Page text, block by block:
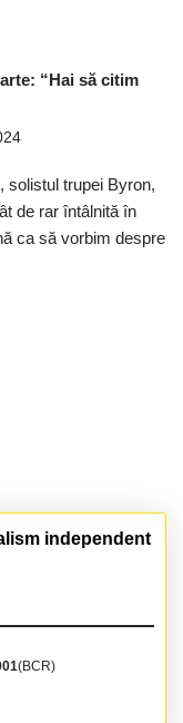
“Hai să citim
solistul trupei Byron,
de rar întâlnită în
ca să vorbim despre
independent
(BCR)